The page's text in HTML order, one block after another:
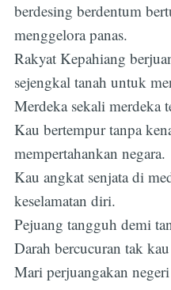
berdesing berdentum
menggelora panas.
Rakyat Kepahiang
sejengkal tanah untuk
Merdeka sekali merdeka
Kau bertempur tanpa
mempertahankan negara.
Kau angkat senjata di
keselamatan diri.
Pejuang tangguh demi
Darah bercucuran tak
Mari perjuangakan